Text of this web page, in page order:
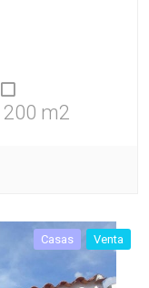
200 m2
Casas Venta